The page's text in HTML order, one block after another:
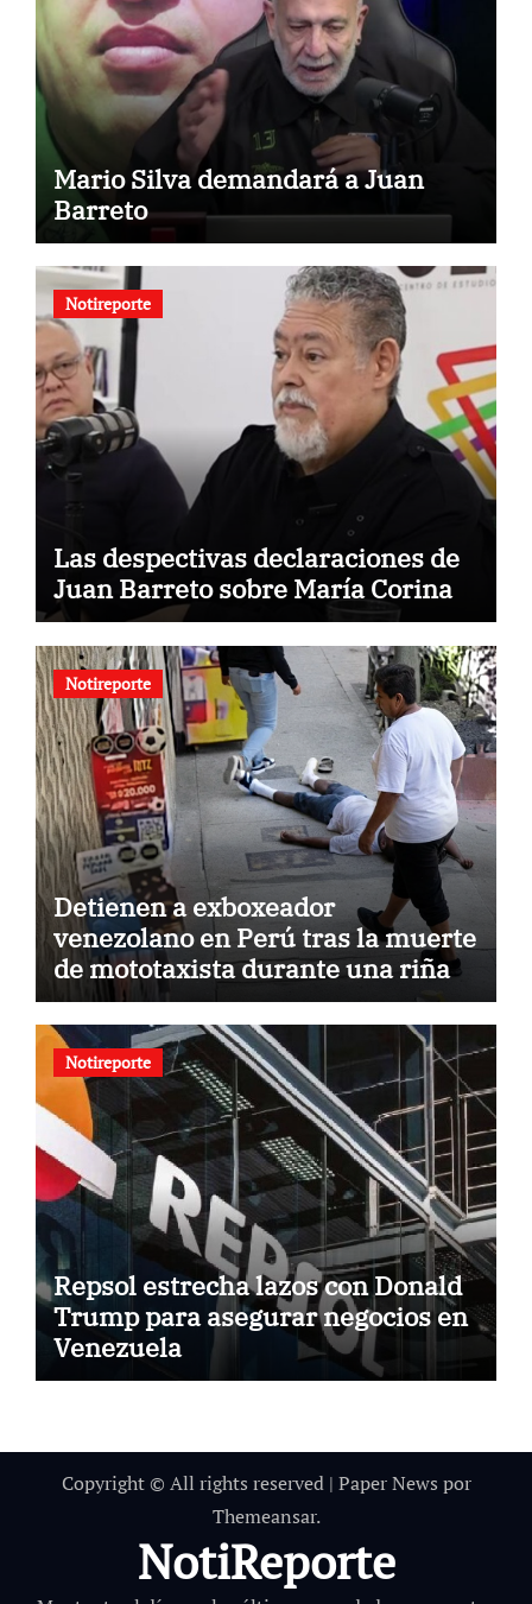
Mario Silva demandará a Juan
Barreto
Notireporte
Las despectivas declaraciones de
Juan Barreto sobre María Corina
Notireporte
Detienen a exboxeador
venezolano en Perú tras la muerte
de mototaxista durante una riña
Notireporte
Repsol estrecha lazos con Donald
Trump para asegurar negocios en
Venezuela
Copyright © All rights reserved | Paper News por
Themeansar.
NotiReporte